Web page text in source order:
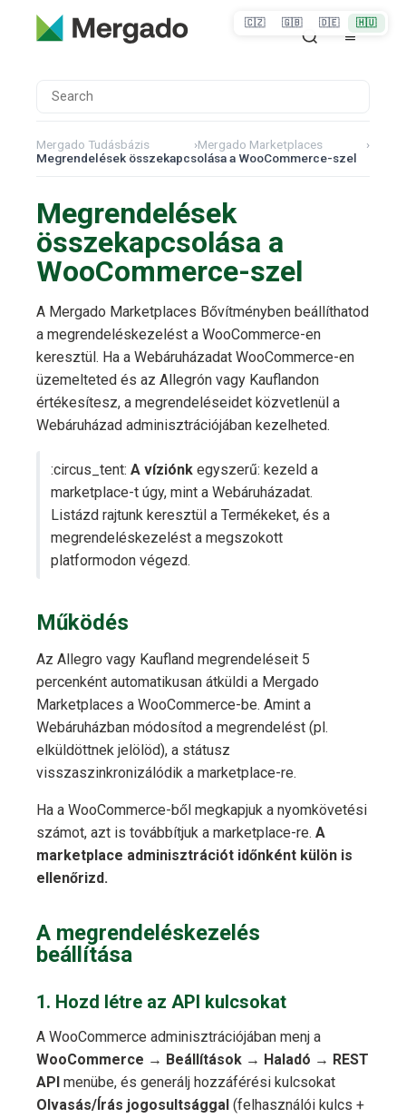
Mergado Tudásbázis ›Mergado Marketplaces
›
Megrendelések összekapcsolása a WooCommerce-szel
Megrendelések
összekapcsolása a
WooCommerce-szel
A Mergado Marketplaces Bővítményben beállíthatod
a megrendeléskezelést a WooCommerce-en
keresztül. Ha a Webáruházadat WooCommerce-en
üzemelteted és az Allegrón vagy Kauflandon
értékesítesz, a megrendeléseidet közvetlenül a
Webáruházad adminisztrációjában kezelheted.
:circus_tent: A víziónk egyszerű: kezeld a
marketplace-t úgy, mint a Webáruházadat.
Listázd rajtunk keresztül a Termékeket, és a
megrendeléskezelést a megszokott
platformodon végezd.
Működés
Az Allegro vagy Kaufland megrendeléseit 5
percenként automatikusan átküldi a Mergado
Marketplaces a WooCommerce-be. Amint a
Webáruházban módosítod a megrendelést (pl.
elküldöttnek jelölöd), a státusz
visszaszinkronizálódik a marketplace-re.
Ha a WooCommerce-ből megkapjuk a nyomkövetési
számot, azt is továbbítjuk a marketplace-re. A
marketplace adminisztrációt időnként külön is
ellenőrizd.
A megrendeléskezelés
beállítása
1. Hozd létre az API kulcsokat
A WooCommerce adminisztrációjában menj a
WooCommerce → Beállítások → Haladó → REST
API menübe, és generálj hozzáférési kulcsokat
Olvasás/Írás jogosultsággal (felhasználói kulcs +
🇨🇿 🇬🇧 🇩🇪 🇭🇺